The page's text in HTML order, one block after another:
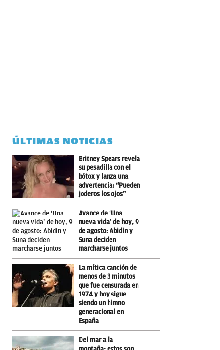
ÚLTIMAS NOTICIAS
Britney Spears revela
su pesadilla con el
bótox y lanza una
advertencia: “Pueden
joderos los ojos”
Avance de ‘Una
nueva vida’ de hoy, 9
de agosto: Abidin y
Suna deciden
marcharse juntos
La mítica canción de
menos de 3 minutos
que fue censurada en
1974 y hoy sigue
siendo un himno
generacional en
España
Del mar a la